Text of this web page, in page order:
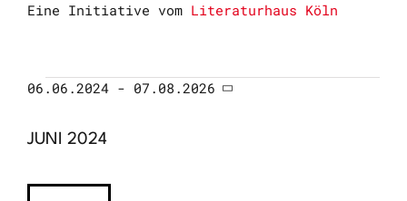
Eine Initiative vom Literaturhaus Köln
VERANSTALTUNGEN
Ansichten-
Navigation
VERANSTALTUNG
ANSICHTEN-
06.06.2024 - 07.08.2026
JUNI 2024